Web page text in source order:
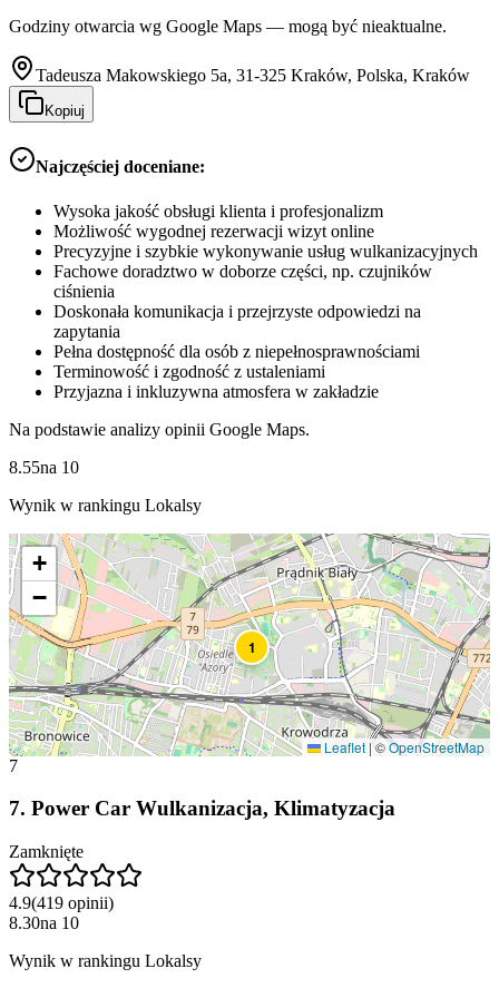
Godziny otwarcia wg Google Maps — mogą być nieaktualne.
Tadeusza Makowskiego 5a, 31-325 Kraków, Polska, Kraków
Kopiuj
Najczęściej doceniane:
Wysoka jakość obsługi klienta i profesjonalizm
Możliwość wygodnej rezerwacji wizyt online
Precyzyjne i szybkie wykonywanie usług wulkanizacyjnych
Fachowe doradztwo w doborze części, np. czujników
ciśnienia
Doskonała komunikacja i przejrzyste odpowiedzi na
zapytania
Pełna dostępność dla osób z niepełnosprawnościami
Terminowość i zgodność z ustaleniami
Przyjazna i inkluzywna atmosfera w zakładzie
Na podstawie analizy opinii Google Maps.
8.55na 10
Wynik w rankingu Lokalsy
1
+
−
Leaflet |©OpenStreetMap
7
7. Power Car Wulkanizacja, Klimatyzacja
Zamknięte
4.9(419 opinii)
8.30na 10
Wynik w rankingu Lokalsy